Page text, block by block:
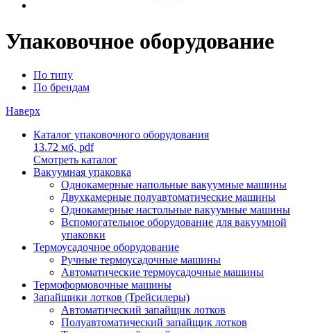
Упаковочное оборудование
По типу
По брендам
Наверх
Каталог упаковочного оборудования
13.72 мб, pdf
Смотреть каталог
Вакуумная упаковка
Однокамерные напольные вакуумные машины
Двухкамерные полуавтоматические машины
Однокамерные настольные вакуумные машины
Вспомогательное оборудование для вакуумной
упаковки
Термоусадочное оборудование
Ручные термоусадочные машины
Автоматические термоусадочные машины
Термоформовочные машины
Запайщики лотков (Трейсилеры)
Автоматический запайщик лотков
Полуавтоматический запайщик лотков